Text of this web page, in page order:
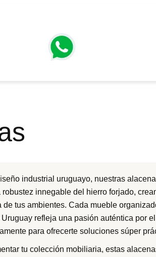
industrial uruguayo, nuestras
robustez innegable del hierro forjado,
de tus ambientes. Cada mueble
refleja una pasión auténtica por
para ofrecerte soluciones súper
tu colección mobiliaria, estas